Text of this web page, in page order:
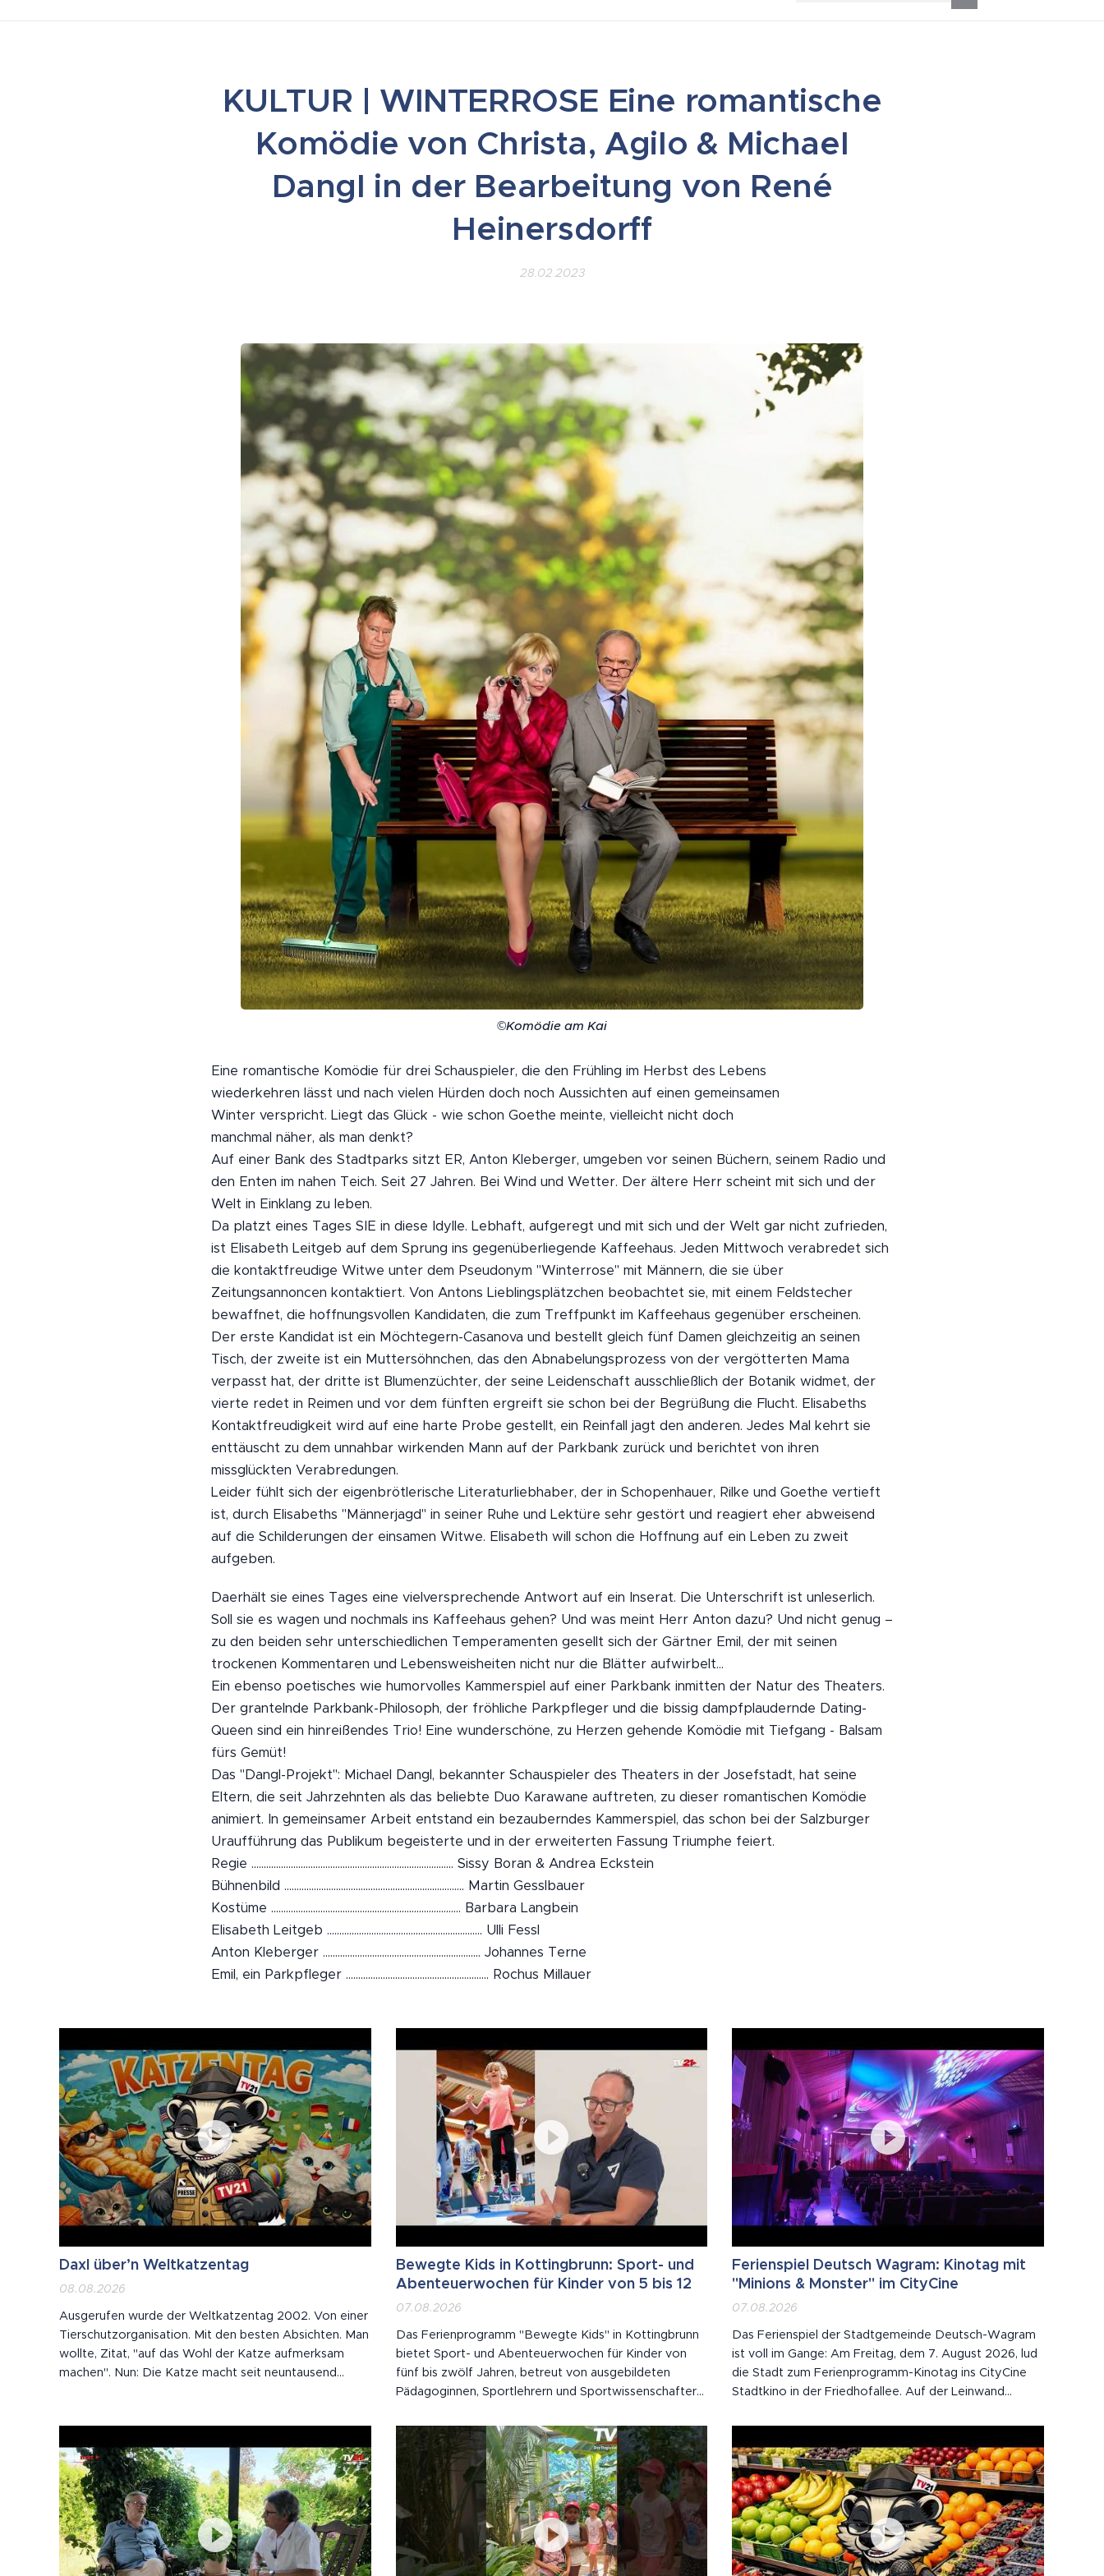
KULTUR | WINTERROSE Eine romantische
Komödie von Christa, Agilo & Michael
Dangl in der Bearbeitung von René
Heinersdorff
28.02.2023
©Komödie am Kai
Eine romantische Komödie für drei Schauspieler, die den Frühling im Herbst des Lebens
wiederkehren lässt und nach vielen Hürden doch noch Aussichten auf einen gemeinsamen
Winter verspricht. Liegt das Glück - wie schon Goethe meinte, vielleicht nicht doch
manchmal näher, als man denkt?
Auf einer Bank des Stadtparks sitzt ER, Anton Kleberger, umgeben vor seinen Büchern, seinem Radio und
den Enten im nahen Teich. Seit 27 Jahren. Bei Wind und Wetter. Der ältere Herr scheint mit sich und der
Welt in Einklang zu leben.
Da platzt eines Tages SIE in diese Idylle. Lebhaft, aufgeregt und mit sich und der Welt gar nicht zufrieden,
ist Elisabeth Leitgeb auf dem Sprung ins gegenüberliegende Kaffeehaus. Jeden Mittwoch verabredet sich
die kontaktfreudige Witwe unter dem Pseudonym "Winterrose" mit Männern, die sie über
Zeitungsannoncen kontaktiert. Von Antons Lieblingsplätzchen beobachtet sie, mit einem Feldstecher
bewaffnet, die hoffnungsvollen Kandidaten, die zum Treffpunkt im Kaffeehaus gegenüber erscheinen.
Der erste Kandidat ist ein Möchtegern-Casanova und bestellt gleich fünf Damen gleichzeitig an seinen
Tisch, der zweite ist ein Muttersöhnchen, das den Abnabelungsprozess von der vergötterten Mama
verpasst hat, der dritte ist Blumenzüchter, der seine Leidenschaft ausschließlich der Botanik widmet, der
vierte redet in Reimen und vor dem fünften ergreift sie schon bei der Begrüßung die Flucht. Elisabeths
Kontaktfreudigkeit wird auf eine harte Probe gestellt, ein Reinfall jagt den anderen. Jedes Mal kehrt sie
enttäuscht zu dem unnahbar wirkenden Mann auf der Parkbank zurück und berichtet von ihren
missglückten Verabredungen.
Leider fühlt sich der eigenbrötlerische Literaturliebhaber, der in Schopenhauer, Rilke und Goethe vertieft
ist, durch Elisabeths "Männerjagd" in seiner Ruhe und Lektüre sehr gestört und reagiert eher abweisend
auf die Schilderungen der einsamen Witwe. Elisabeth will schon die Hoffnung auf ein Leben zu zweit
aufgeben.
Daerhält sie eines Tages eine vielversprechende Antwort auf ein Inserat. Die Unterschrift ist unleserlich.
Soll sie es wagen und nochmals ins Kaffeehaus gehen? Und was meint Herr Anton dazu? Und nicht genug –
zu den beiden sehr unterschiedlichen Temperamenten gesellt sich der Gärtner Emil, der mit seinen
trockenen Kommentaren und Lebensweisheiten nicht nur die Blätter aufwirbelt...
Ein ebenso poetisches wie humorvolles Kammerspiel auf einer Parkbank inmitten der Natur des Theaters.
Der grantelnde Parkbank-Philosoph, der fröhliche Parkpfleger und die bissig dampfplaudernde Dating-
Queen sind ein hinreißendes Trio! Eine wunderschöne, zu Herzen gehende Komödie mit Tiefgang - Balsam
fürs Gemüt!
Das "Dangl-Projekt": Michael Dangl, bekannter Schauspieler des Theaters in der Josefstadt, hat seine
Eltern, die seit Jahrzehnten als das beliebte Duo Karawane auftreten, zu dieser romantischen Komödie
animiert. In gemeinsamer Arbeit entstand ein bezauberndes Kammerspiel, das schon bei der Salzburger
Uraufführung das Publikum begeisterte und in der erweiterten Fassung Triumphe feiert.
Regie .................................................................................. Sissy Boran & Andrea Eckstein
Bühnenbild ......................................................................... Martin Gesslbauer
Kostüme ............................................................................. Barbara Langbein
Elisabeth Leitgeb ............................................................... Ulli Fessl
Anton Kleberger ................................................................ Johannes Terne
Emil, ein Parkpfleger .......................................................... Rochus Millauer
Daxl über’n Weltkatzentag
08.08.2026
Ausgerufen wurde der Weltkatzentag 2002. Von einer
Tierschutzorganisation. Mit den besten Absichten. Man
wollte, Zitat, "auf das Wohl der Katze aufmerksam
machen". Nun: Die Katze macht seit neuntausend
sie zwei Minuten vorher unbedingt...
Bewegte Kids in Kottingbrunn: Sport- und
Abenteuerwochen für Kinder von 5 bis 12
07.08.2026
Das Ferienprogramm "Bewegte Kids" in Kottingbrunn
bietet Sport- und Abenteuerwochen für Kinder von
fünf bis zwölf Jahren, betreut von ausgebildeten
Pädagoginnen, Sportlehrern und Sportwissenschaftern.
Serie über Holdhaus & Nord in Niederösterreich.
Ferienspiel Deutsch Wagram: Kinotag mit
"Minions & Monster" im CityCine
07.08.2026
Das Ferienspiel der Stadtgemeinde Deutsch-Wagram
ist voll im Gange: Am Freitag, dem 7. August 2026, lud
die Stadt zum Ferienprogramm-Kinotag ins CityCine
Stadtkino in der Friedhofallee. Auf der Leinwand
Monster" sorgte ab 15 Uhr für einen Kinonachmittag
ganz nach dem Geschmack der jungen Gäste. Der...